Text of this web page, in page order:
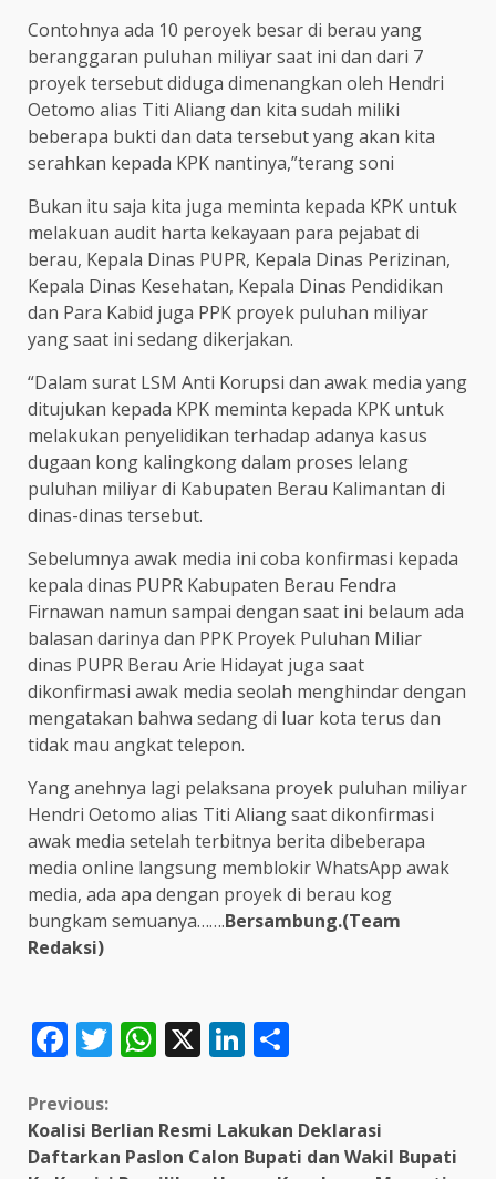
Contohnya ada 10 peroyek besar di berau yang
beranggaran puluhan miliyar saat ini dan dari 7
proyek tersebut diduga dimenangkan oleh Hendri
Oetomo alias Titi Aliang dan kita sudah miliki
beberapa bukti dan data tersebut yang akan kita
serahkan kepada KPK nantinya,”terang soni
Bukan itu saja kita juga meminta kepada KPK untuk
melakuan audit harta kekayaan para pejabat di
berau, Kepala Dinas PUPR, Kepala Dinas Perizinan,
Kepala Dinas Kesehatan, Kepala Dinas Pendidikan
dan Para Kabid juga PPK proyek puluhan miliyar
yang saat ini sedang dikerjakan.
“Dalam surat LSM Anti Korupsi dan awak media yang
ditujukan kepada KPK meminta kepada KPK untuk
melakukan penyelidikan terhadap adanya kasus
dugaan kong kalingkong dalam proses lelang
puluhan miliyar di Kabupaten Berau Kalimantan di
dinas-dinas tersebut.
Sebelumnya awak media ini coba konfirmasi kepada
kepala dinas PUPR Kabupaten Berau Fendra
Firnawan namun sampai dengan saat ini belaum ada
balasan darinya dan PPK Proyek Puluhan Miliar
dinas PUPR Berau Arie Hidayat juga saat
dikonfirmasi awak media seolah menghindar dengan
mengatakan bahwa sedang di luar kota terus dan
tidak mau angkat telepon.
Yang anehnya lagi pelaksana proyek puluhan miliyar
Hendri Oetomo alias Titi Aliang saat dikonfirmasi
awak media setelah terbitnya berita dibeberapa
media online langsung memblokir WhatsApp awak
media, ada apa dengan proyek di berau kog
bungkam semuanya…….Bersambung.(Team
Redaksi)
Facebook
Twitter
WhatsApp
X LinkedIn
Continue
Reading
Previous:
Koalisi Berlian Resmi Lakukan Deklarasi
Daftarkan Paslon Calon Bupati dan Wakil Bupati